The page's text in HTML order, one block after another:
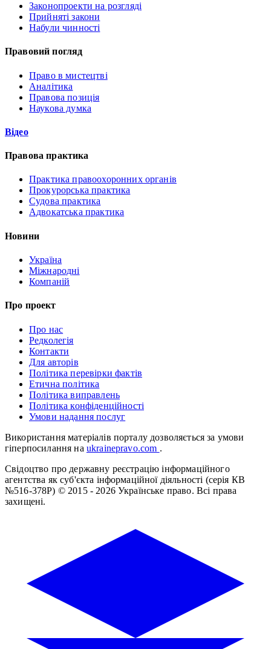
Законопроекти на розгляді
Прийняті закони
Набули чинності
Правовий погляд
Право в мистецтві
Аналітика
Правова позиція
Наукова думка
Відео
Правова практика
Практика правоохоронних органів
Прокурорська практика
Судова практика
Адвокатська практика
Новини
Україна
Міжнародні
Компаній
Про проект
Про нас
Редколегія
Контакти
Для авторів
Політика перевірки фактів
Етична політика
Політика виправлень
Політика конфіденційності
Умови надання послуг
Використання матеріалів порталу дозволяється за умови
гіперпосилання на ukrainepravo.com .
Свідоцтво про державну реєстрацію інформаційного
агентства як суб'єкта інформаційної діяльності (серія КВ
№516-378Р) © 2015 - 2026 Українське право. Всі права
захищені.